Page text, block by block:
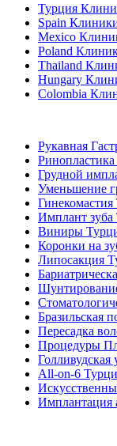
Турция
Spain
Mexico
Poland
Thailand
Hungary
Colombia
Рукавная
Грудной
Уменьшение
Имплант зуба
Виниры
Коронки на
Липосакция
Бразильская
Пересадка
Процедуры
All-on-6
Имплантация